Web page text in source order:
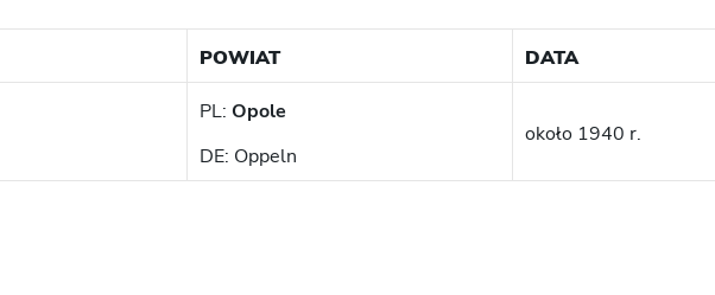
POWIAT DATA
PL: Opole
DE: Oppeln
około 1940 r.